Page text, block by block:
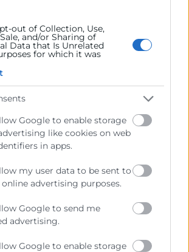
out of Collection, Use,
and/or Sharing of
Data that Is Unrelated
for which it was
Google to enable storage
like cookies on web
in apps.
my user data to be sent to
advertising purposes.
Google to send me
advertising.
Google to enable storage
talento, abandera tu
pero ten en cuenta que la
de valor debe ser líquida y
el tiempo.
entonces es ¿estamos
para aceptar una relación
varía lo que ofreces, varía lo
quiénes te lo dan). Esto no
son palabras mayores.
es CEO de
Dirección de Personas 6.0